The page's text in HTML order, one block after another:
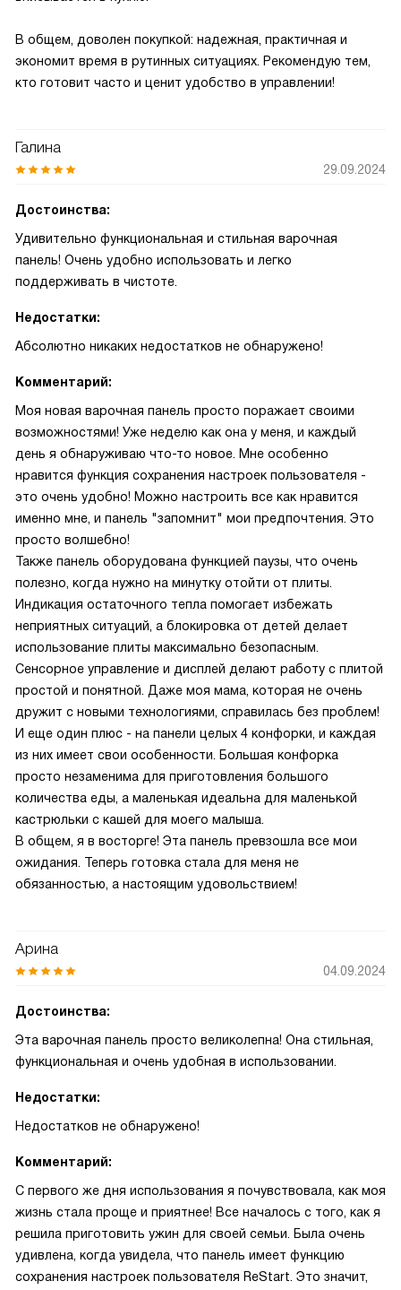
В общем, доволен покупкой: надежная, практичная и
экономит время в рутинных ситуациях. Рекомендую тем,
кто готовит часто и ценит удобство в управлении!
Галина
29.09.2024
Достоинства:
Удивительно функциональная и стильная варочная
панель! Очень удобно использовать и легко
поддерживать в чистоте.
Недостатки:
Абсолютно никаких недостатков не обнаружено!
Комментарий:
Моя новая варочная панель просто поражает своими
возможностями! Уже неделю как она у меня, и каждый
день я обнаруживаю что-то новое. Мне особенно
нравится функция сохранения настроек пользователя -
это очень удобно! Можно настроить все как нравится
именно мне, и панель "запомнит" мои предпочтения. Это
просто волшебно!
Также панель оборудована функцией паузы, что очень
полезно, когда нужно на минутку отойти от плиты.
Индикация остаточного тепла помогает избежать
неприятных ситуаций, а блокировка от детей делает
использование плиты максимально безопасным.
Сенсорное управление и дисплей делают работу с плитой
простой и понятной. Даже моя мама, которая не очень
дружит с новыми технологиями, справилась без проблем!
И еще один плюс - на панели целых 4 конфорки, и каждая
из них имеет свои особенности. Большая конфорка
просто незаменима для приготовления большого
количества еды, а маленькая идеальна для маленькой
кастрюльки с кашей для моего малыша.
В общем, я в восторге! Эта панель превзошла все мои
ожидания. Теперь готовка стала для меня не
обязанностью, а настоящим удовольствием!
Арина
04.09.2024
Достоинства:
Эта варочная панель просто великолепна! Она стильная,
функциональная и очень удобная в использовании.
Недостатки:
Недостатков не обнаружено!
Комментарий:
С первого же дня использования я почувствовала, как моя
жизнь стала проще и приятнее! Все началось с того, как я
решила приготовить ужин для своей семьи. Была очень
удивлена, когда увидела, что панель имеет функцию
сохранения настроек пользователя ReStart. Это значит,